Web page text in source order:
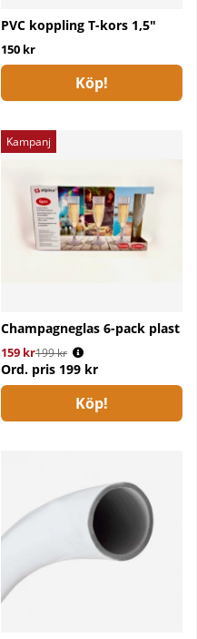
PVC koppling T-kors 1,5"
150 kr
Köp!
Kampanj
Champagneglas 6-pack plast
159 kr
Ordinarie pris:
199 kr
Ord. pris 199 kr
Köp!